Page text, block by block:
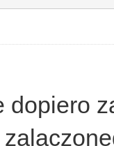
dopiero